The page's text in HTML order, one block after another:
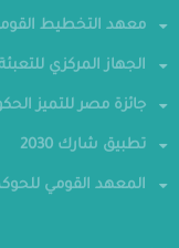
معهد التخطيط
الجهاز المركزي
جائزة مصر للتميز
تطبيق شارك 2030
المعهد القومي